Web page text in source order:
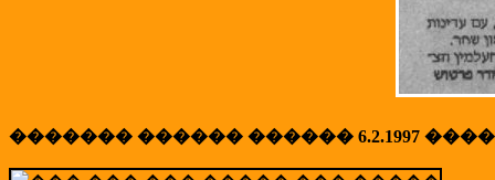
������� ������ ������ 6.2.1997